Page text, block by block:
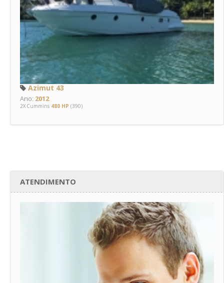
Azimut 43
Ano: 2012
2X Cummins 480 HP (390)
ATENDIMENTO